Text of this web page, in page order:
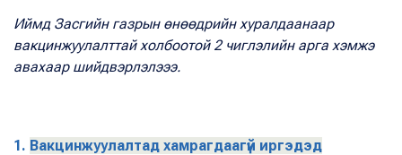
Иймд Засгийн газрын өнөөдрийн хуралдаанаар
вакцинжуулалттай холбоотой 2 чиглэлийн арга хэмжэ
авахаар шийдвэрлэлэээ.
1. Вакцинжуулалтад хамрагдаагүй иргэдэд